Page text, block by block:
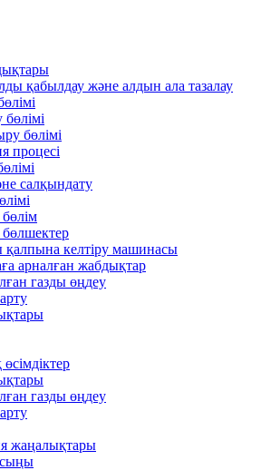
қабылдау және алдын ала тазалау
бөлімі
процесі
салқындату
келтіру машинасы
арналған жабдықтар
газды өңдеу
газды өңдеу
жаңалықтары